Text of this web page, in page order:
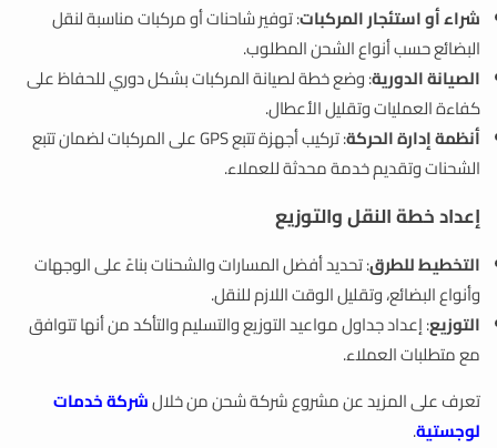
شراء أو استئجار المركبات: توفير شاحنات أو مركبات مناسبة لنقل
البضائع حسب أنواع الشحن المطلوب.
الصيانة الدورية: وضع خطة لصيانة المركبات بشكل دوري للحفاظ على
كفاءة العمليات وتقليل الأعطال.
أنظمة إدارة الحركة
: تركيب أجهزة تتبع GPS على المركبات لضمان تتبع
الشحنات وتقديم خدمة محدثة للعملاء.
إعداد خطة النقل والتوزيع
التخطيط للطرق: تحديد أفضل المسارات والشحنات بناءً على الوجهات
وأنواع البضائع، وتقليل الوقت اللازم للنقل.
التوزيع: إعداد جداول مواعيد التوزيع والتسليم والتأكد من أنها تتوافق
مع متطلبات العملاء.
تعرف على المزيد عن مشروع شركة شحن من خلالشركة خدمات
لوجستية.